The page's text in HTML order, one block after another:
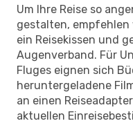
Um Ihre Reise so
gestalten, empfehlen
ein Reisekissen und
Augenverband. Für
Fluges eignen sich
heruntergeladene
an einen
aktuellen